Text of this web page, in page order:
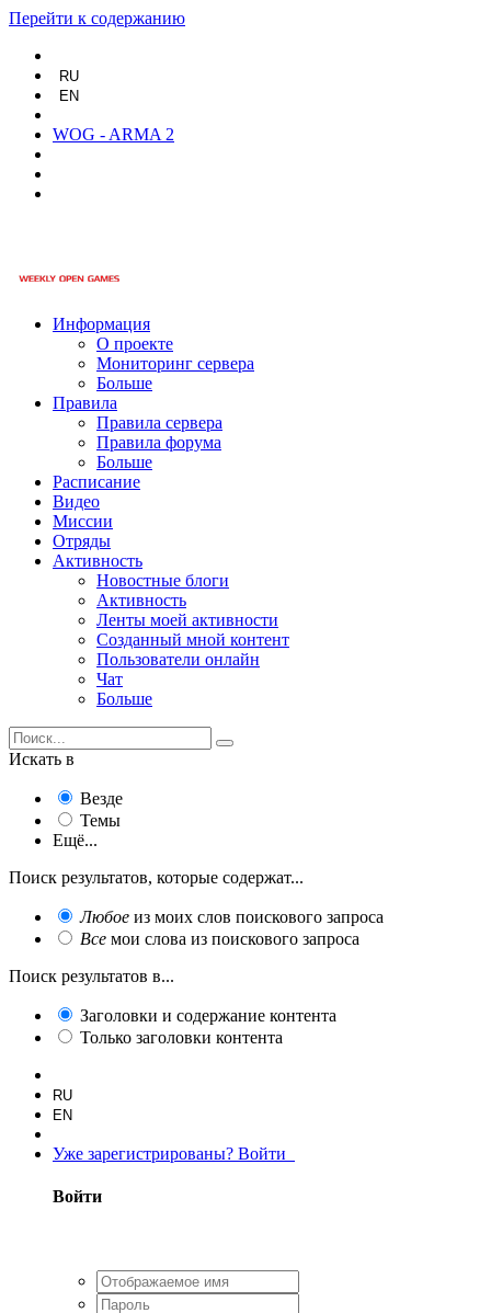
Перейти к содержанию
RU
EN
WOG - ARMA 2
Информация
О проекте
Мониторинг сервера
Больше
Правила
Правила сервера
Правила форума
Больше
Расписание
Видео
Миссии
Отряды
Активность
Новостные блоги
Активность
Ленты моей активности
Созданный мной контент
Пользователи онлайн
Чат
Больше
Искать в
Везде
Темы
Ещё...
Поиск результатов, которые содержат...
Любое из моих слов поискового запроса
Все мои слова из поискового запроса
Поиск результатов в...
Заголовки и содержание контента
Только заголовки контента
RU
EN
Уже зарегистрированы? Войти
Войти